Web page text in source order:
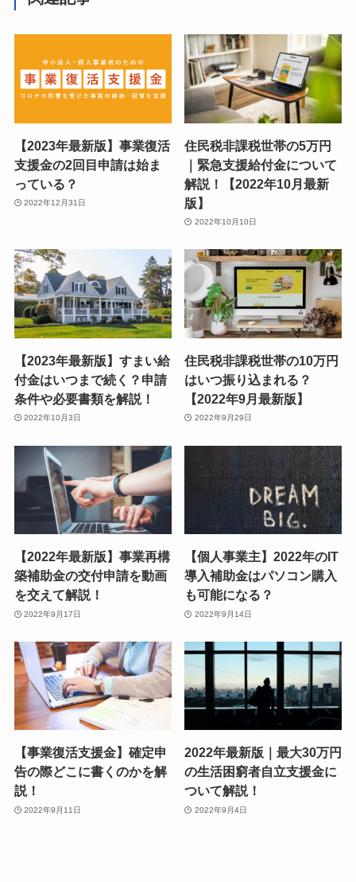
【2023年最新版】事業復活
支援金の2回目申請は始ま
っている？
2022年12月31日
住民税非課税世帯の5万円
｜緊急支援給付金について
解説！【2022年10月最新
版】
2022年10月10日
【2023年最新版】すまい給
付金はいつまで続く？申請
条件や必要書類を解説！
2022年10月3日
住民税非課税世帯の10万円
はいつ振り込まれる？
【2022年9月最新版】
2022年9月29日
【2022年最新版】事業再構
築補助金の交付申請を動画
を交えて解説！
2022年9月17日
【個人事業主】2022年のIT
導入補助金はパソコン購入
も可能になる？
2022年9月14日
【事業復活支援金】確定申
告の際どこに書くのかを解
説！
2022年9月11日
2022年最新版｜最大30万円
の生活困窮者自立支援金に
ついて解説！
2022年9月4日